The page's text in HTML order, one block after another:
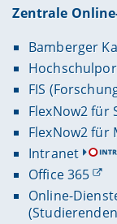
Zentrale
Bamberger
FIS
FlexNow2 für
FlexNow2 für
Intranet
Office 365
Online-